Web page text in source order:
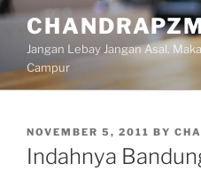
Skip
contentJangan Lebay Jangan Asal.
Campur
POSTED
ON
NOVEMBER 5, 2011 BY
Indahnya